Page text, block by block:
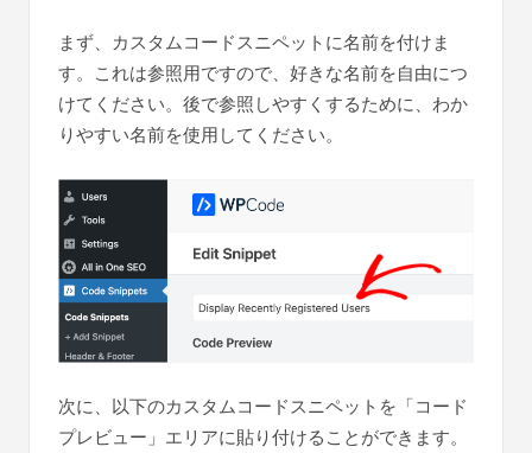
まず、カスタムコードスニペットに名前を付けま
す。これは参照用ですので、好きな名前を自由につ
けてください。後で参照しやすくするために、わか
りやすい名前を使用してください。
次に、以下のカスタムコードスニペットを「コード
プレビュー」エリアに貼り付けることができます。